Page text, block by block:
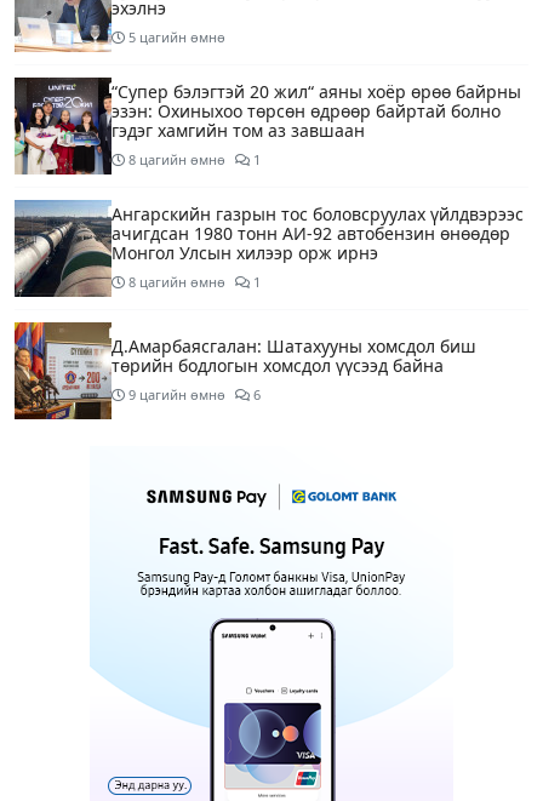
эхэлнэ
5 цагийн өмнө
“Супер бэлэгтэй 20 жил“ аяны хоёр өрөө байрны
эзэн: Охиныхоо төрсөн өдрөөр байртай болно
гэдэг хамгийн том аз завшаан
8 цагийн өмнө 1
Ангарскийн газрын тос боловсруулах үйлдвэрээс
ачигдсан 1980 тонн АИ-92 автобензин өнөөдөр
Монгол Улсын хилээр орж ирнэ
8 цагийн өмнө 1
Д.Амарбаясгалан: Шатахууны хомсдол биш
төрийн бодлогын хомсдол үүсээд байна
9 цагийн өмнө 6
23:00 цагаас түр хааж, борооны ус зайлуулах
шугамын хөндлөн сэтэлгээ хийнэ
Нэгдүгээр ангид элсэгчдийн бүртгэлийг энэ
сарын 17-ноос E-Mongolia системээр зохион
Өнөөдөр тэгш тоогоор төгссөн автомашинтай
иргэд 50 хүртэлх мянган төгрөгөнд БЕНЗИН авна
11 цагийн өмнө